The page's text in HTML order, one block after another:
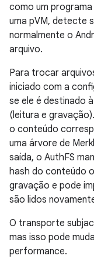
como um
uma pVM, detecte
normalmente o
arquivo.
Para trocar
iniciado com a
se ele é destinado
(leitura e
o conteúdo
uma árvore de
saída, o AuthFS
hash do conteúdo
gravação e pode
são lidos
O transporte
mas isso pode
performance.